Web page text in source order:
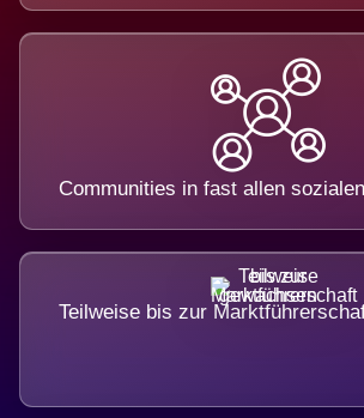
Communities in fast allen
Teilweise bis zur